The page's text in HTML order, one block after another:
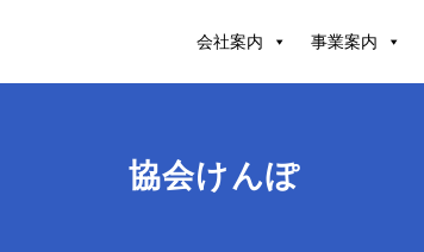
会社案内 事業案内
協会けんぽ